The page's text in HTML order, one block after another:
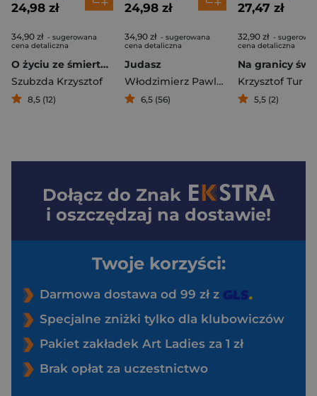
24,98 zł
34,90 zł - sugerowana
cena detaliczna
O życiu ze śmiertelnie poważnym humorem
Szubzda Krzysztof
8,5 (12)
24,98 zł
34,90 zł - sugerowana
cena detaliczna
Judasz
Włodzimierz Pawluczuk
6,5 (56)
27,47 zł
32,90 zł -
cena detaliczna
Krzysztof Tur
5,5 (2)
Dołącz do Znak
i oszczędzaj na dostawie!
Twoje korzyści:
Darmowa dostawa od 99 zł z
Specjalne zniżki tylko dla klubowiczów
Pakiet zakładek Art Ladies za 1 zł
Brak opłat za uczestnictwo